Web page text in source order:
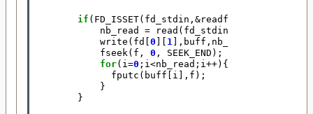
if ( FD_ISSET( fd_stdin ,&readfds
nb_read
= read ( fd_stdin
write ( fd [0 1 ], buff , nb_read
fseek( f , 0 , SEEK_END );
for( i=0 ; i<nb_read ; i++){
fputc ( buff i ], f );
}
}